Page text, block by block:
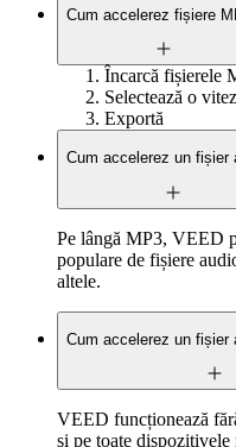
Cum accelerez fișiere
Încarcă fișierele
Selectează o
Exportă
Cum accelerez un fișier
Pe lângă MP3, VEED
populare de fișiere
altele.
Cum accelerez un fișier
VEED funcționează
și pe toate